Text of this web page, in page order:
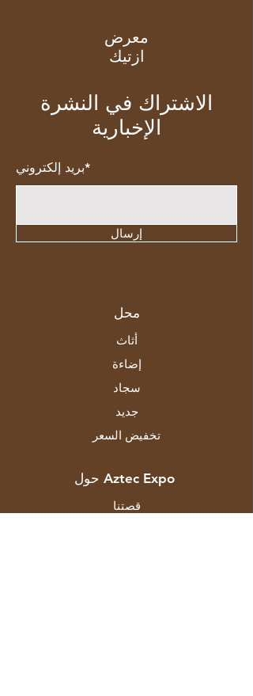
معرض
ازتيك
الاشتراك في النشرة
الإخبارية
بريد إلكتروني*
إرسال
محل
أثاث
إضاءة
سجاد
جديد
تخفيض السعر
حول Aztec Expo
قصتنا